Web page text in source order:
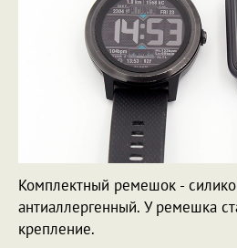
Комплектный ремешок -
антиаллергенный. У ремешка
крепление.